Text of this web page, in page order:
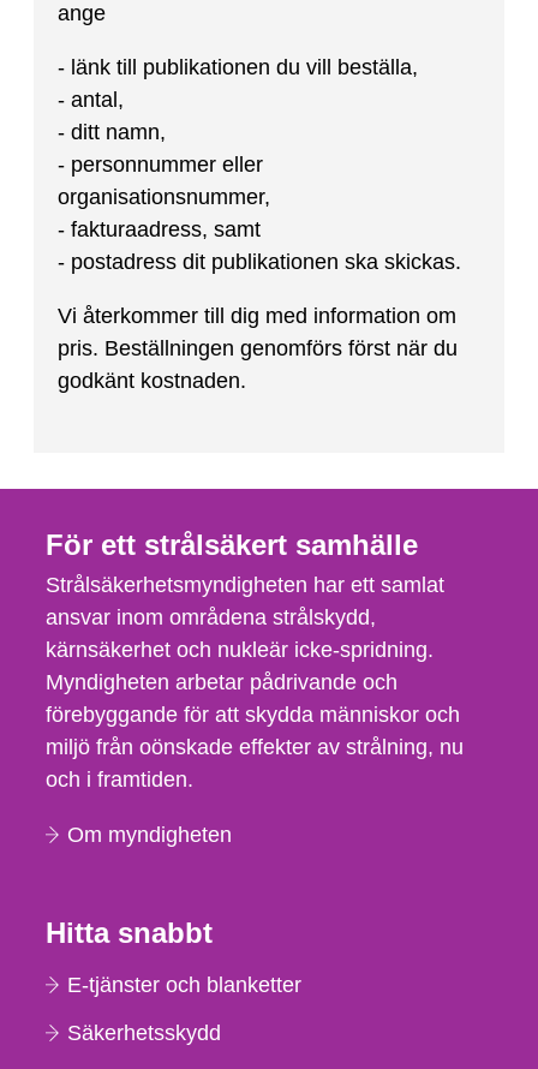
ange
- länk till publikationen du vill beställa,
- antal,
- ditt namn,
- personnummer eller
organisationsnummer,
- fakturaadress, samt
- postadress dit publikationen ska skickas.
Vi återkommer till dig med information om
pris. Beställningen genomförs först när du
godkänt kostnaden.
För ett strålsäkert samhälle
Strålsäkerhetsmyndigheten har ett samlat
ansvar inom områdena strålskydd,
kärnsäkerhet och nukleär icke-spridning.
Myndigheten arbetar pådrivande och
förebyggande för att skydda människor och
miljö från oönskade effekter av strålning, nu
och i framtiden.
Om myndigheten
Hitta snabbt
E-tjänster och blanketter
Säkerhetsskydd